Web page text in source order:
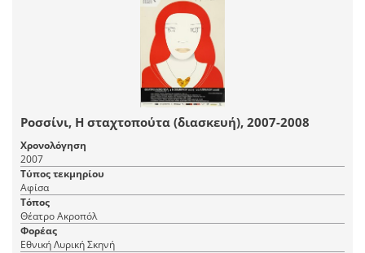
Ροσσίνι, Η σταχτοπούτα (διασκευή), 2007-2008
Χρονολόγηση
2007
Τύπος τεκμηρίου
Αφίσα
Τόπος
Θέατρο Ακροπόλ
Φορέας
Εθνική Λυρική Σκηνή